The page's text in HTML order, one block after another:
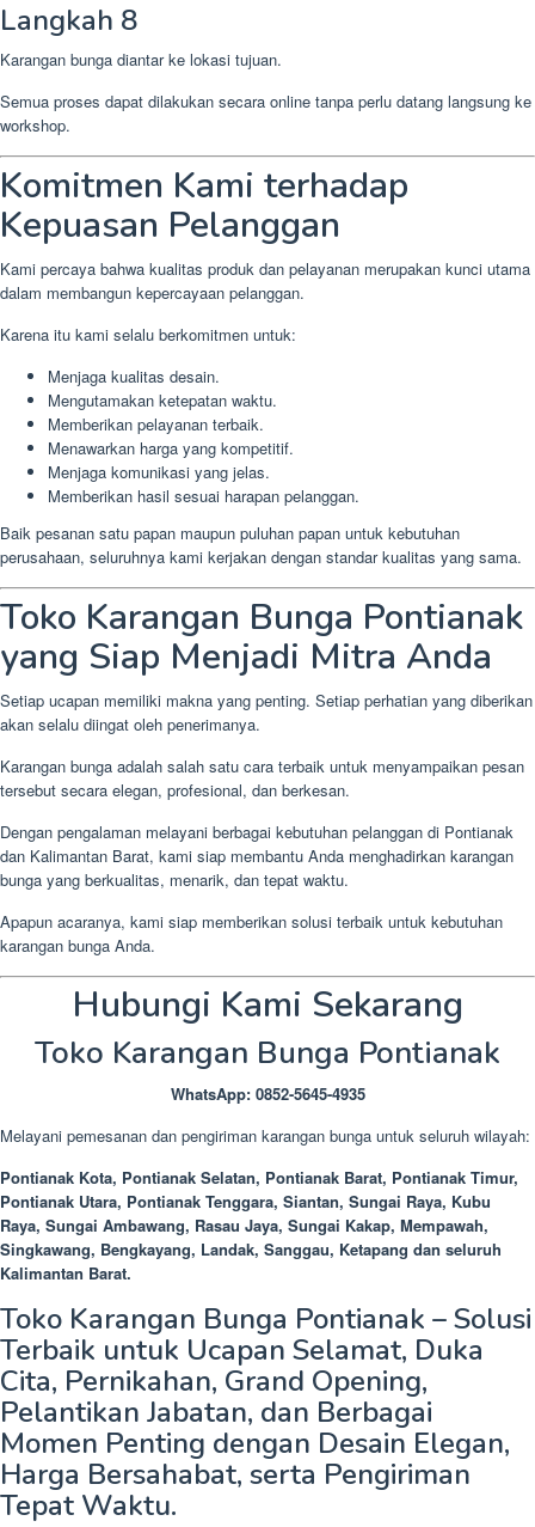
Langkah 8
Karangan bunga diantar ke lokasi tujuan.
Semua proses dapat dilakukan secara online tanpa perlu datang langsung ke
workshop.
Komitmen Kami terhadap
Kepuasan Pelanggan
Kami percaya bahwa kualitas produk dan pelayanan merupakan kunci utama
dalam membangun kepercayaan pelanggan.
Karena itu kami selalu berkomitmen untuk:
Menjaga kualitas desain.
Mengutamakan ketepatan waktu.
Memberikan pelayanan terbaik.
Menawarkan harga yang kompetitif.
Menjaga komunikasi yang jelas.
Memberikan hasil sesuai harapan pelanggan.
Baik pesanan satu papan maupun puluhan papan untuk kebutuhan
perusahaan, seluruhnya kami kerjakan dengan standar kualitas yang sama.
Toko Karangan Bunga Pontianak
yang Siap Menjadi Mitra Anda
Setiap ucapan memiliki makna yang penting. Setiap perhatian yang diberikan
akan selalu diingat oleh penerimanya.
Karangan bunga adalah salah satu cara terbaik untuk menyampaikan pesan
tersebut secara elegan, profesional, dan berkesan.
Dengan pengalaman melayani berbagai kebutuhan pelanggan di Pontianak
dan Kalimantan Barat, kami siap membantu Anda menghadirkan karangan
bunga yang berkualitas, menarik, dan tepat waktu.
Apapun acaranya, kami siap memberikan solusi terbaik untuk kebutuhan
karangan bunga Anda.
Hubungi Kami Sekarang
Toko Karangan Bunga Pontianak
WhatsApp: 0852-5645-4935
Melayani pemesanan dan pengiriman karangan bunga untuk seluruh wilayah:
Pontianak Kota, Pontianak Selatan, Pontianak Barat, Pontianak Timur,
Pontianak Utara, Pontianak Tenggara, Siantan, Sungai Raya, Kubu
Raya, Sungai Ambawang, Rasau Jaya, Sungai Kakap, Mempawah,
Singkawang, Bengkayang, Landak, Sanggau, Ketapang dan seluruh
Kalimantan Barat.
Toko Karangan Bunga Pontianak – Solusi
Terbaik untuk Ucapan Selamat, Duka
Cita, Pernikahan, Grand Opening,
Pelantikan Jabatan, dan Berbagai
Momen Penting dengan Desain Elegan,
Harga Bersahabat, serta Pengiriman
Tepat Waktu.